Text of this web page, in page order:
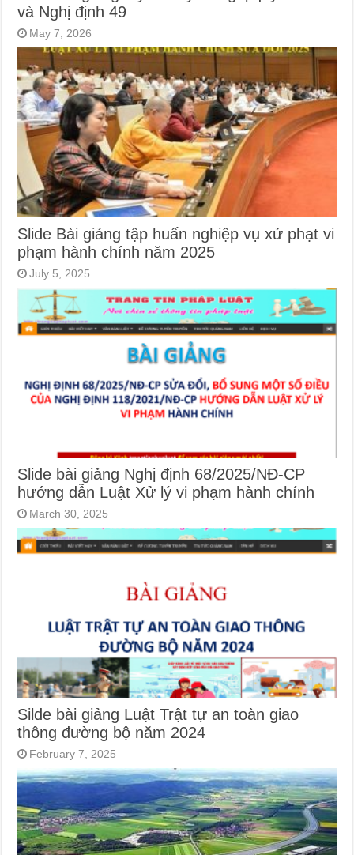
và Nghị định 49
May 7, 2026
Slide Bài giảng tập huấn nghiệp vụ xử phạt vi
phạm hành chính năm 2025
July 5, 2025
Slide bài giảng Nghị định 68/2025/NĐ-CP
hướng dẫn Luật Xử lý vi phạm hành chính
March 30, 2025
Silde bài giảng Luật Trật tự an toàn giao
thông đường bộ năm 2024
February 7, 2025